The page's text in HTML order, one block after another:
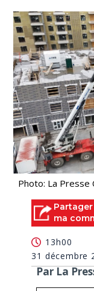
Photo: La Presse
Partager
ma
13h00
31 décembre
Par La